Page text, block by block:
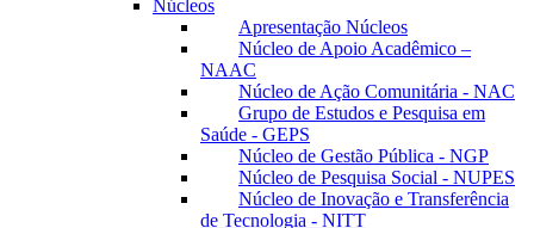
Núcleos
Apresentação Núcleos
Núcleo de Apoio Acadêmico –
NAAC
Núcleo de Ação Comunitária - NAC
Grupo de Estudos e Pesquisa em
Saúde - GEPS
Núcleo de Gestão Pública - NGP
Núcleo de Pesquisa Social - NUPES
Núcleo de Inovação e Transferência
de Tecnologia - NITT